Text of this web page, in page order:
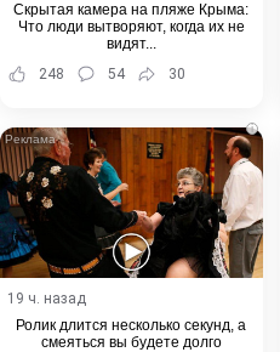
Скрытая камера на пляже Крыма:
Что люди вытворяют, когда их не
видят...
248
54 30
i
19 ч. назад
Ролик длится несколько секунд, а
смеяться вы будете долго